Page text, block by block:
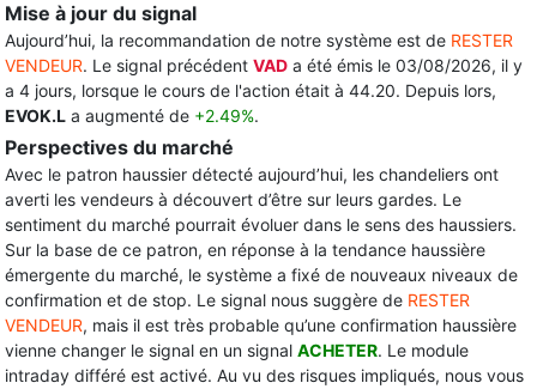
Mise à jour du signal
Aujourd’hui, la recommandation de notre système est de RESTER
VENDEUR. Le signal précédent VAD a été émis le 03/08/2026, il y
a 4 jours, lorsque le cours de l'action était à 44.20. Depuis lors,
EVOK.L a augmenté de +2.49%.
Perspectives du marché
Avec le patron haussier détecté aujourd’hui, les chandeliers ont
averti les vendeurs à découvert d’être sur leurs gardes. Le
sentiment du marché pourrait évoluer dans le sens des haussiers.
Sur la base de ce patron, en réponse à la tendance haussière
émergente du marché, le système a fixé de nouveaux niveaux de
confirmation et de stop. Le signal nous suggère de RESTER
VENDEUR, mais il est très probable qu’une confirmation haussière
vienne changer le signal en un signal ACHETER. Le module
intraday différé est activé. Au vu des risques impliqués, nous vous